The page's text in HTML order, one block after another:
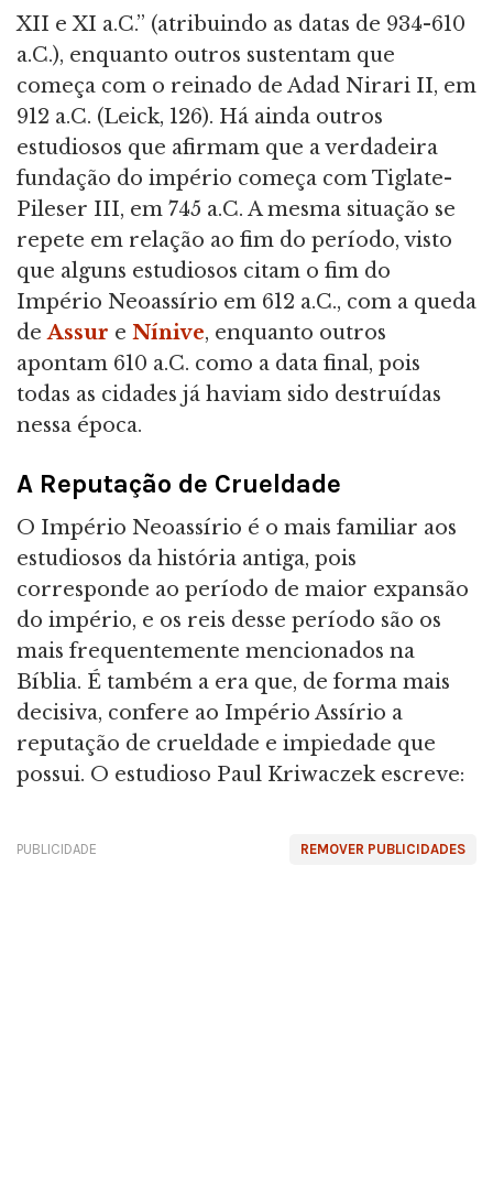
XII e XI a.C.” (atribuindo as datas de 934-610
a.C.), enquanto outros sustentam que
começa com o reinado de Adad Nirari II, em
912 a.C. (Leick, 126). Há ainda outros
estudiosos que afirmam que a verdadeira
fundação do império começa com Tiglate-
Pileser III, em 745 a.C. A mesma situação se
repete em relação ao fim do período, visto
que alguns estudiosos citam o fim do
Império Neoassírio em 612 a.C., com a queda
deAssur e Nínive, enquanto outros
apontam 610 a.C. como a data final, pois
todas as cidades já haviam sido destruídas
nessa época.
A Reputação de Crueldade
O Império Neoassírio é o mais familiar aos
estudiosos da história antiga, pois
corresponde ao período de maior expansão
do império, e os reis desse período são os
mais frequentemente mencionados na
Bíblia. É também a era que, de forma mais
decisiva, confere ao Império Assírio a
reputação de crueldade e impiedade que
possui. O estudioso Paul Kriwaczek escreve:
REMOVER PUBLICIDADES
PUBLICIDADE